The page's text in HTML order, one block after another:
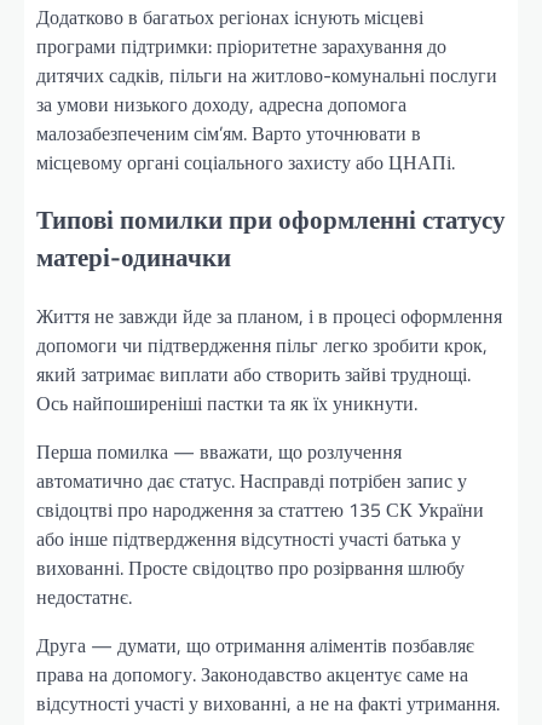
Додатково в багатьох регіонах існують місцеві
програми підтримки: пріоритетне зарахування до
дитячих садків, пільги на житлово-комунальні послуги
за умови низького доходу, адресна допомога
малозабезпеченим сім’ям. Варто уточнювати в
місцевому органі соціального захисту або ЦНАПі.
Типові помилки при оформленні статусу
матері-одиначки
Життя не завжди йде за планом, і в процесі оформлення
допомоги чи підтвердження пільг легко зробити крок,
який затримає виплати або створить зайві труднощі.
Ось найпоширеніші пастки та як їх уникнути.
Перша помилка — вважати, що розлучення
автоматично дає статус. Насправді потрібен запис у
свідоцтві про народження за статтею 135 СК України
або інше підтвердження відсутності участі батька у
вихованні. Просте свідоцтво про розірвання шлюбу
недостатнє.
Друга — думати, що отримання аліментів позбавляє
права на допомогу. Законодавство акцентує саме на
відсутності участі у вихованні, а не на факті утримання.